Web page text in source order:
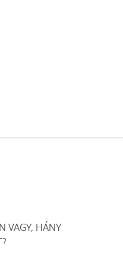
VAGY, HÁNY